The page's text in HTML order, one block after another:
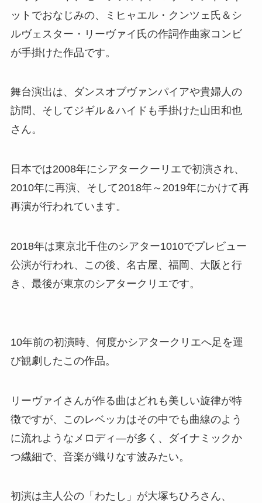
ットでおなじみの、ミヒャエル・クンツェ氏＆シ
ルヴェスター・リーヴァイ氏の作詞作曲家コンビ
が手掛けた作品です。
舞台演出は、ダンスオブヴァンパイアや貴婦人の
訪問、そしてジギル＆ハイドも手掛けた山田和也
さん。
日本では2008年にシアタークーリエで初演され、
2010年に再演、そして2018年～2019年にかけて再
再演が行われています。
2018年は東京北千住のシアター1010でプレビュー
公演が行われ、この後、名古屋、福岡、大阪と行
き、最後が東京のシアタークリエです。
10年前の初演時、何度かシアタークリエへ足を運
び観劇したこの作品。
リーヴァイさんが作る曲はどれも美しい旋律が特
徴ですが、このレベッカはその中でも曲線のよう
に流れようなメロディ―が多く、ダイナミックか
つ繊細で、音楽が織りなす波みたい。
初演は主人公の「わたし」が大塚ちひろさん、